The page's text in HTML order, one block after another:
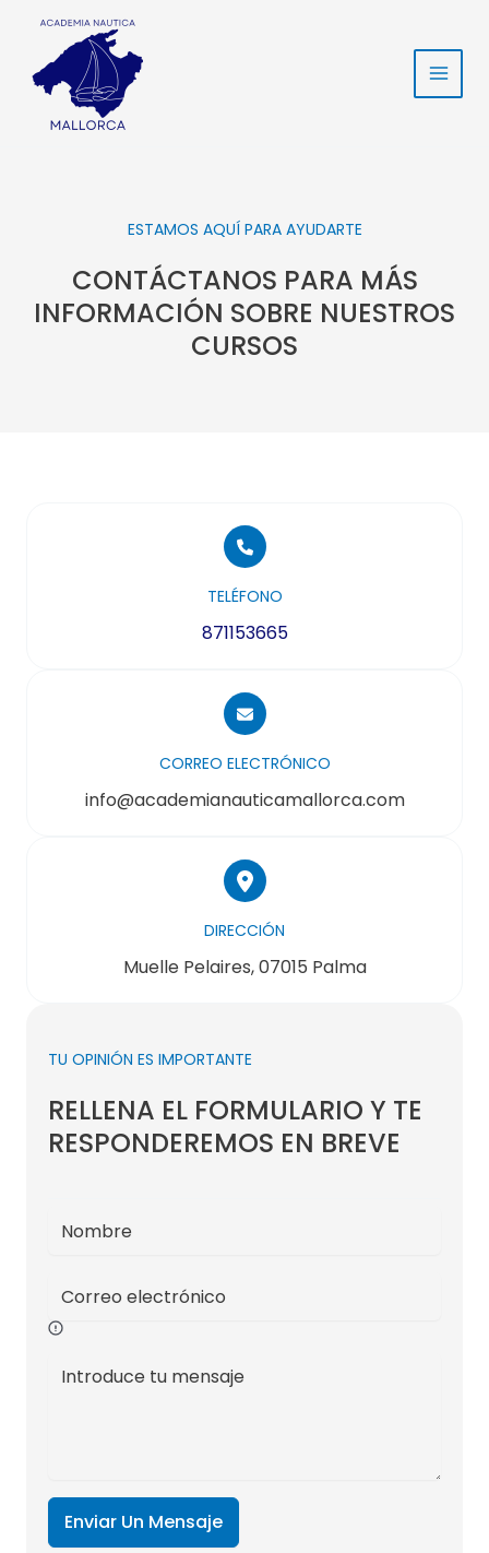
contenido
ESTAMOS AQUÍ PARA AYUDARTE
CONTÁCTANOS PARA MÁS
INFORMACIÓN SOBRE NUESTROS
CURSOS
TELÉFONO
871153665
CORREO ELECTRÓNICO
info@academianauticamallorca.com
DIRECCIÓN
Muelle Pelaires, 07015 Palma
TU OPINIÓN ES IMPORTANTE
RELLENA EL FORMULARIO Y TE
RESPONDEREMOS EN BREVE
Enviar Un Mensaje